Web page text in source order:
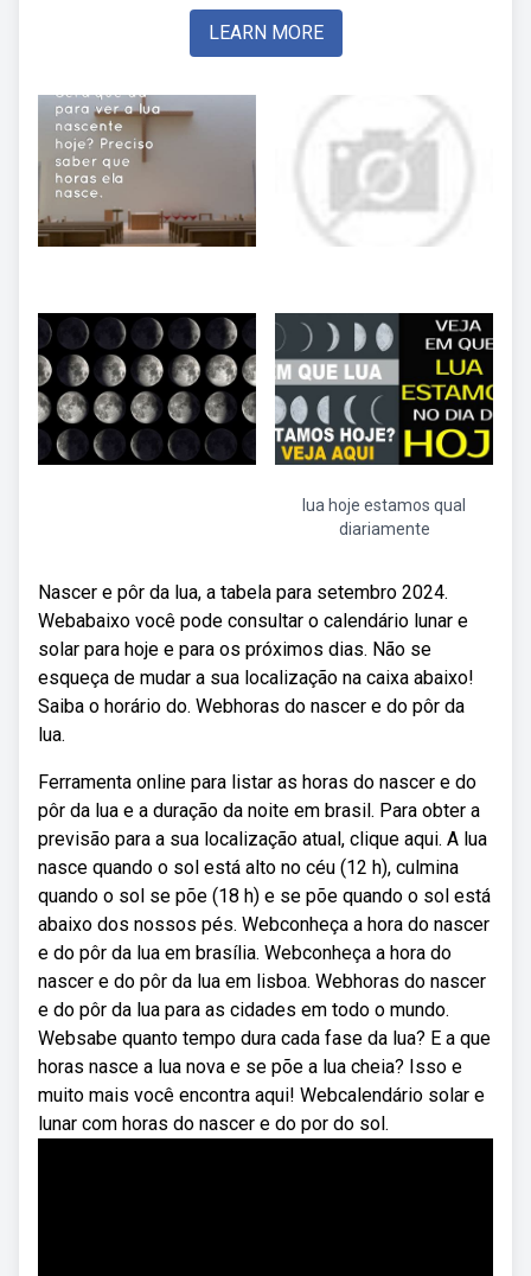
LEARN MORE
lua hoje estamos qual
diariamente
Nascer e pôr da lua, a tabela para setembro 2024.
Webabaixo você pode consultar o calendário lunar e
solar para hoje e para os próximos dias. Não se
esqueça de mudar a sua localização na caixa abaixo!
Saiba o horário do. Webhoras do nascer e do pôr da
lua.
Ferramenta online para listar as horas do nascer e do
pôr da lua e a duração da noite em brasil. Para obter a
previsão para a sua localização atual, clique aqui. A lua
nasce quando o sol está alto no céu (12 h), culmina
quando o sol se põe (18 h) e se põe quando o sol está
abaixo dos nossos pés. Webconheça a hora do nascer
e do pôr da lua em brasília. Webconheça a hora do
nascer e do pôr da lua em lisboa. Webhoras do nascer
e do pôr da lua para as cidades em todo o mundo.
Websabe quanto tempo dura cada fase da lua? E a que
horas nasce a lua nova e se põe a lua cheia? Isso e
muito mais você encontra aqui! Webcalendário solar e
lunar com horas do nascer e do por do sol.